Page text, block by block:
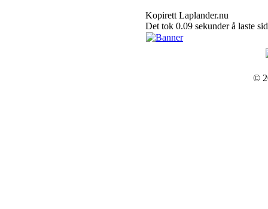
Kopirett Laplander.nu
Det tok 0.09 sekunder å laste
©